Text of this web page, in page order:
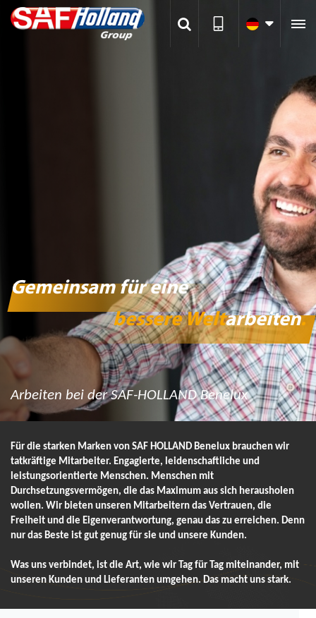

Arbeiten bei der SAF-HOLLAND Benelux
Gemeinsam für eine
bessere Weltarbeiten.
Für die starken Marken von SAF HOLLAND Benelux brauchen wir
tatkräftige Mitarbeiter. Engagierte, leidenschaftliche und
leistungsorientierte Menschen. Menschen mit
Durchsetzungsvermögen, die das Maximum aus sich herausholen
wollen. Wir bieten unseren Mitarbeitern das Vertrauen, die
Freiheit und die Eigenverantwortung, genau das zu erreichen. Denn
nur das Beste ist gut genug für sie und unsere Kunden.
Was uns verbindet, ist die Art, wie wir Tag für Tag miteinander, mit
unseren Kunden und Lieferanten umgehen. Das macht uns stark.